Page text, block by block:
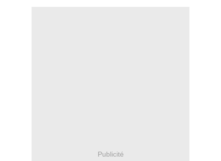
Publicité